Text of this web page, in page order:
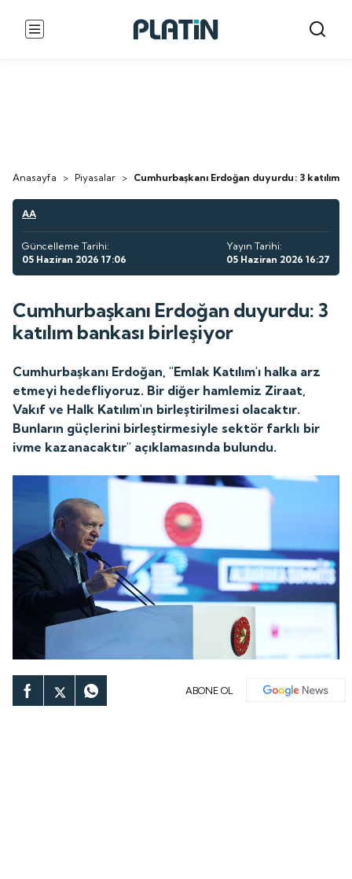
Anasayfa > Piyasalar > Cumhurbaşkanı Erdoğan duyurdu: 3 katılım
AA
Güncelleme Tarihi:
05 Haziran 2026 17:06
Yayın Tarihi:
05 Haziran 2026 16:27
Cumhurbaşkanı Erdoğan duyurdu: 3
katılım bankası birleşiyor
Cumhurbaşkanı Erdoğan, "Emlak Katılım'ı halka arz
etmeyi hedefliyoruz. Bir diğer hamlemiz Ziraat,
Vakıf ve Halk Katılım'ın birleştirilmesi olacaktır.
Bunların güçlerini birleştirmesiyle sektör farklı bir
ivme kazanacaktır" açıklamasında bulundu.
ABONE OL